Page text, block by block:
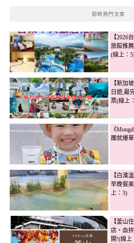
即時熱門文章
【2026
旅館推
(線上：
【新加
日遊,最
票(線上
《
團就爆
【白濱
早晚餐
上：3)
【釜山
店，血
開!(線上